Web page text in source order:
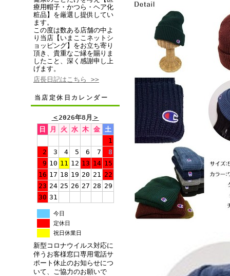
療用帽子・かつら・ヘア化
粧品】を厳選し提供してい
ます。
この度は数ある店舗の中よ
り当店【いまここネットシ
ョッピング】をお立ち寄り
頂き、貴重なご縁を賜りま
したこと、深く感謝申し上
げます。
店長日記はこちら >>
当店定休日カレンダー
＜2026年8月 ＞
日
月 火 水 木 金
土
1
2
3 4 5 6 7
8
9 10 11 12 13 14 15
16 17 18 19 20 21 22
23 24 25 26 27 28 29
30 31
今日
定休日
祝日休業日
新型コロナウイルス対応に
伴うお客様窓口専用電話サ
ポート休止のお知らせにつ
いて、ご協力のお願いで